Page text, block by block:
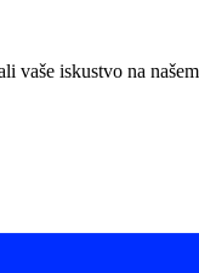
vaše iskustvo na